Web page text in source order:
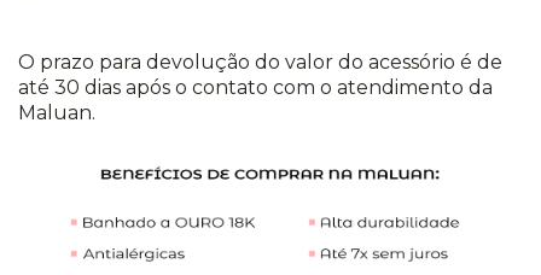
O prazo para devolução do valor do acessório é de
até 30 dias após o contato com o atendimento da
Maluan.